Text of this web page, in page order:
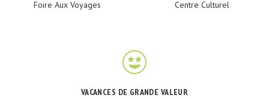
Foire Aux Voyages
Centre Culturel
VACANCES DE GRANDE VALEUR